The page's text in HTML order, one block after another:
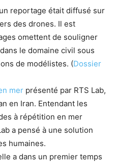
reportage était diffusé sur
des drones. Il est
omettent de souligner
le domaine civil sous
de modélistes. (Dossier
mer présenté par RTS Lab,
en Iran. Entendant les
à répétition en mer
a pensé à une solution
humaines.
a dans un premier temps